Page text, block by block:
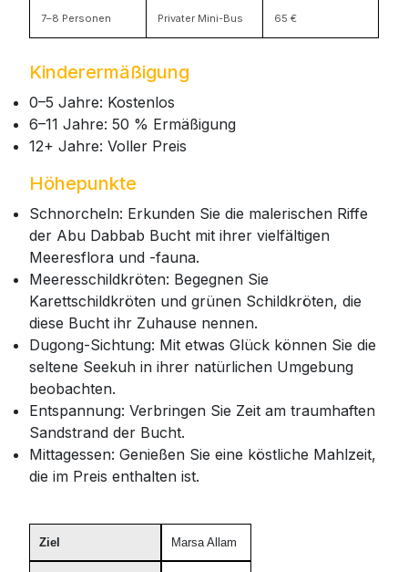
7–8 Personen Privater Mini-Bus 65 €
Kinderermäßigung
0–5 Jahre: Kostenlos
6–11 Jahre: 50 % Ermäßigung
12+ Jahre: Voller Preis
Höhepunkte
Schnorcheln: Erkunden Sie die malerischen Riffe
der Abu Dabbab Bucht mit ihrer vielfältigen
Meeresflora und -fauna.
Meeresschildkröten: Begegnen Sie
Karettschildkröten und grünen Schildkröten, die
diese Bucht ihr Zuhause nennen.
Dugong-Sichtung: Mit etwas Glück können Sie die
seltene Seekuh in ihrer natürlichen Umgebung
beobachten.
Entspannung: Verbringen Sie Zeit am traumhaften
Sandstrand der Bucht.
Mittagessen: Genießen Sie eine köstliche Mahlzeit,
die im Preis enthalten ist.
Ziel Marsa Allam